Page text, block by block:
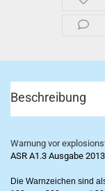
Beschreibung
Warnung vor
ASR A1.3 Ausgabe
Die Warnzeichen sind